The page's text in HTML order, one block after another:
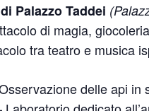
Palazzo Taddei
di magia,
tra teatro e musica
delle api in